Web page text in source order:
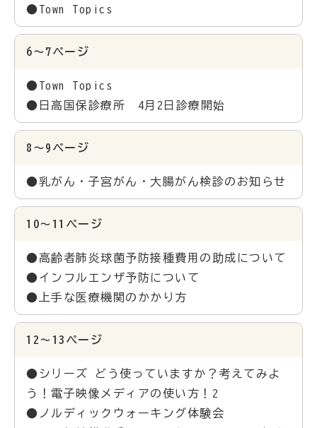
●Town Topics
6～7ページ
●Town Topics
●日高国保診療所 4月2日診療開始
8～9ページ
●乳がん・子宮がん・大腸がん検診のお知らせ
10～11ページ
●高齢者肺炎球菌予防接種費用の助成について
●インフルエンザ予防について
●上手な医療機関のかかり方
12～13ページ
●シリーズ どう使っていますか？考えてみよ
う！電子映像メディアの使い方！2
●ノルディックウォーキング体験会